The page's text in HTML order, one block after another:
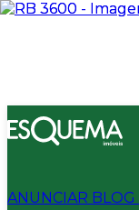
ANUNCIAR BLOG